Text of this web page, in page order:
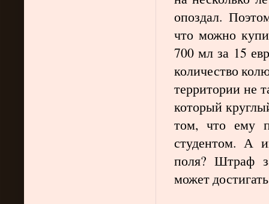
опоздал.
что можно
700 мл за 15
количество
территории не
который
том, что ему
студентом. А
поля? Штраф
может